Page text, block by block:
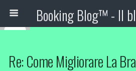
Re: Come Migliorare La